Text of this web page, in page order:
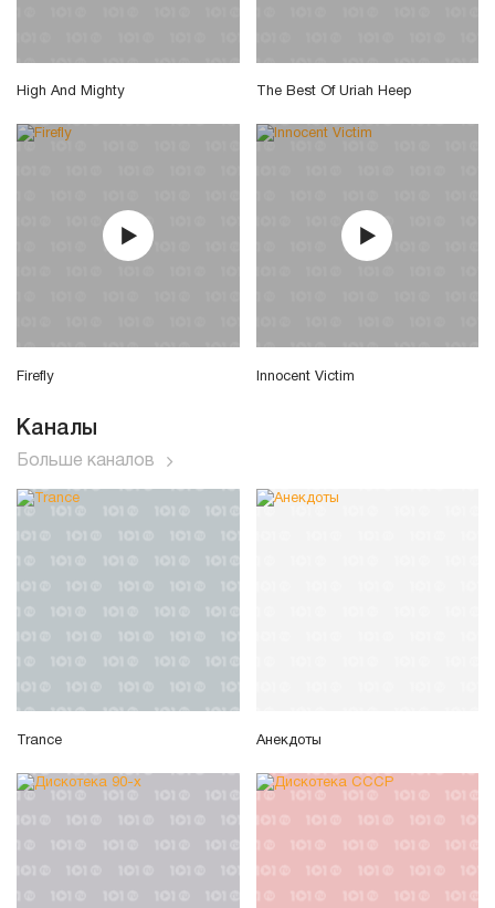
High And Mighty The Best Of Uriah Heep
Firefly Innocent Victim
Каналы
Больше каналов
Trance Анекдоты